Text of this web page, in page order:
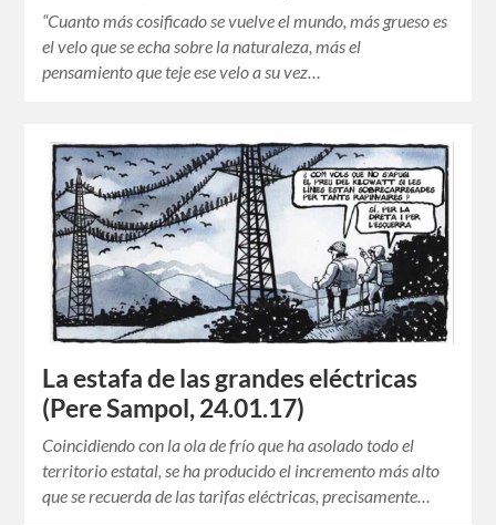
“Cuanto más cosificado se vuelve el mundo, más grueso es
el velo que se echa sobre la naturaleza, más el
pensamiento que teje ese velo a su vez…
La estafa de las grandes eléctricas
(Pere Sampol, 24.01.17)
Coincidiendo con la ola de frío que ha asolado todo el
territorio estatal, se ha producido el incremento más alto
que se recuerda de las tarifas eléctricas, precisamente…